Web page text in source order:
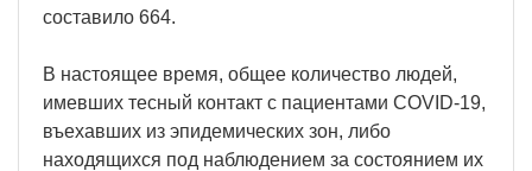
составило 664.
В настоящее время, общее количество людей,
имевших тесный контакт с пациентами COVID-19,
въехавших из эпидемических зон, либо
находящихся под наблюдением за состоянием их